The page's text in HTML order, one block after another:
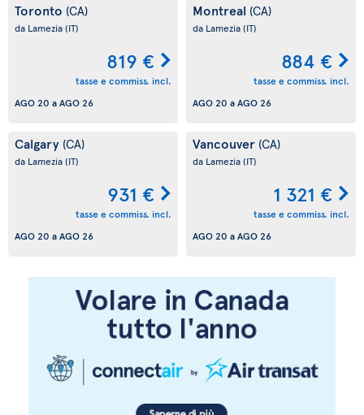
Toronto (CA)
da Lamezia(IT)
819 €
tasse e commiss. incl.
AGO 20 aAGO 26
Montreal (CA)
da Lamezia(IT)
884 €
tasse e commiss. incl.
AGO 20 aAGO 26
Calgary (CA)
da Lamezia(IT)
931 €
tasse e commiss. incl.
AGO 20 aAGO 26
Vancouver (CA)
da Lamezia(IT)
1 321 €
tasse e commiss. incl.
AGO 20 aAGO 26